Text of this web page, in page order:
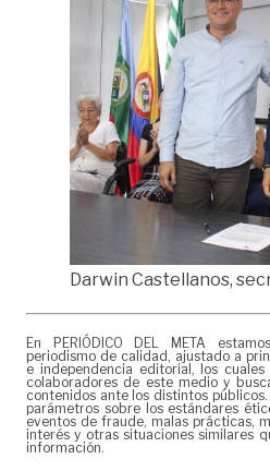
Darwin Castellanos,
En PERIÓDICO DEL META
periodismo de calidad, ajustado a
e independencia editorial, los
colaboradores de este medio y
contenidos ante los distintos
parámetros sobre los estándares
eventos de fraude, malas prácticas,
interés y otras situaciones similares
información.